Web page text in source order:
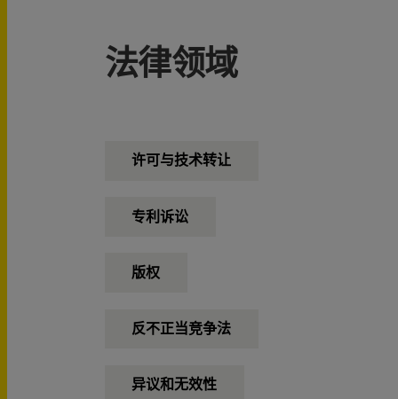
法律领域
许可与技术转让
专利诉讼
版权
反不正当竞争法
异议和无效性